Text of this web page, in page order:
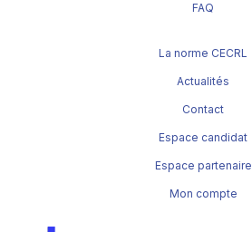
FAQ
La norme CECRL
Actualités
Contact
Espace candidat
Espace partenaire
Mon compte